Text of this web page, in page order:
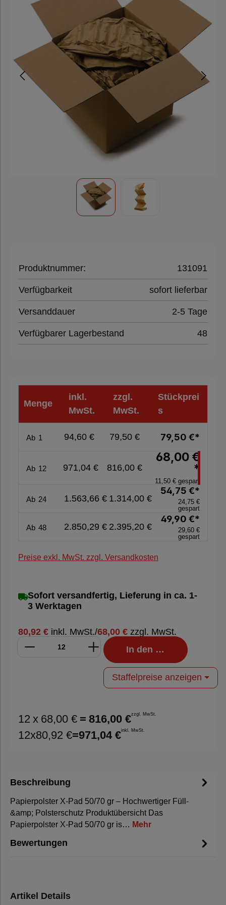
&
Packseide
Luftpolsterfolien
Luftkissenfolie
Rollenwellpappe
Polstersysteme
Verpackungsmaschinen
Hygieneprodukte
Verpackung
Produktnummer: 131091
Verfügbarkeit sofort lieferbar
Versanddauer 2-5 Tage
Verfügbarer Lagerbestand 48
Menge
inkl.
MwSt.
zzgl.
MwSt.
Stückprei
s
Ab 1 94,60 € 79,50 € 79,50 €*
Ab 12 971,04 € 816,00 €
68,00 €
*
11,50 € gespart
Ab 24 1.563,66 € 1.314,00 €
54,75 €*
24,75 €
gespart
Ab 48 2.850,29 € 2.395,20 €
49,90 €*
29,60 €
gespart
Preise exkl. MwSt. zzgl. Versandkosten
Sofort versandfertig, Lieferung in ca. 1-
3 Werktagen
80,92 € inkl. MwSt./68,00 € zzgl. MwSt.
In den Warenkorb
Staffelpreise anzeigen
12 x 68,00 € = 816,00 €zzgl. MwSt.
12x80,92 €=971,04 €inkl. MwSt.
Beschreibung
Papierpolster X-Pad 50/70 gr – Hochwertiger Füll-
&amp; Polsterschutz Produktübersicht Das
Papierpolster X-Pad 50/70 gr is… Mehr
Bewertungen
Artikel Details